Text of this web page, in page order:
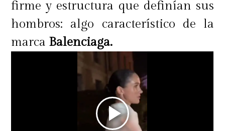
firme y estructura que definían sus
hombros: algo característico de la
marca Balenciaga.